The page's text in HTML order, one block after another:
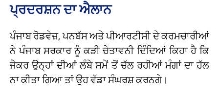
ਪ੍ਰਦਰਸ਼ਨ ਦਾ ਐਲਾਨ
ਪੰਜਾਬ ਰੋਡਵੇਜ਼, ਪਨਬੱਸ ਅਤੇ ਪੀਆਰਟੀਸੀ ਦੇ ਕਰਮਚਾਰੀਆਂ
ਨੇ ਪੰਜਾਬ ਸਰਕਾਰ ਨੂੰ ਕੜੀ ਚੇਤਾਵਨੀ ਦਿੰਦਿਆਂ ਕਿਹਾ ਹੈ ਕਿ
ਜੇਕਰ ਉਨ੍ਹਾਂ ਦੀਆਂ ਲੰਬੇ ਸਮੇਂ ਤੋਂ ਚੱਲ ਰਹੀਆਂ ਮੰਗਾਂ ਦਾ ਹੱਲ
ਨਾ ਕੀਤਾ ਗਿਆ ਤਾਂ ਉਹ ਵੱਡਾ ਸੰਘਰਸ਼ ਕਰਨਗੇ।